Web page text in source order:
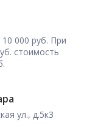
000 руб. При
стоимость
ул., д.5к3